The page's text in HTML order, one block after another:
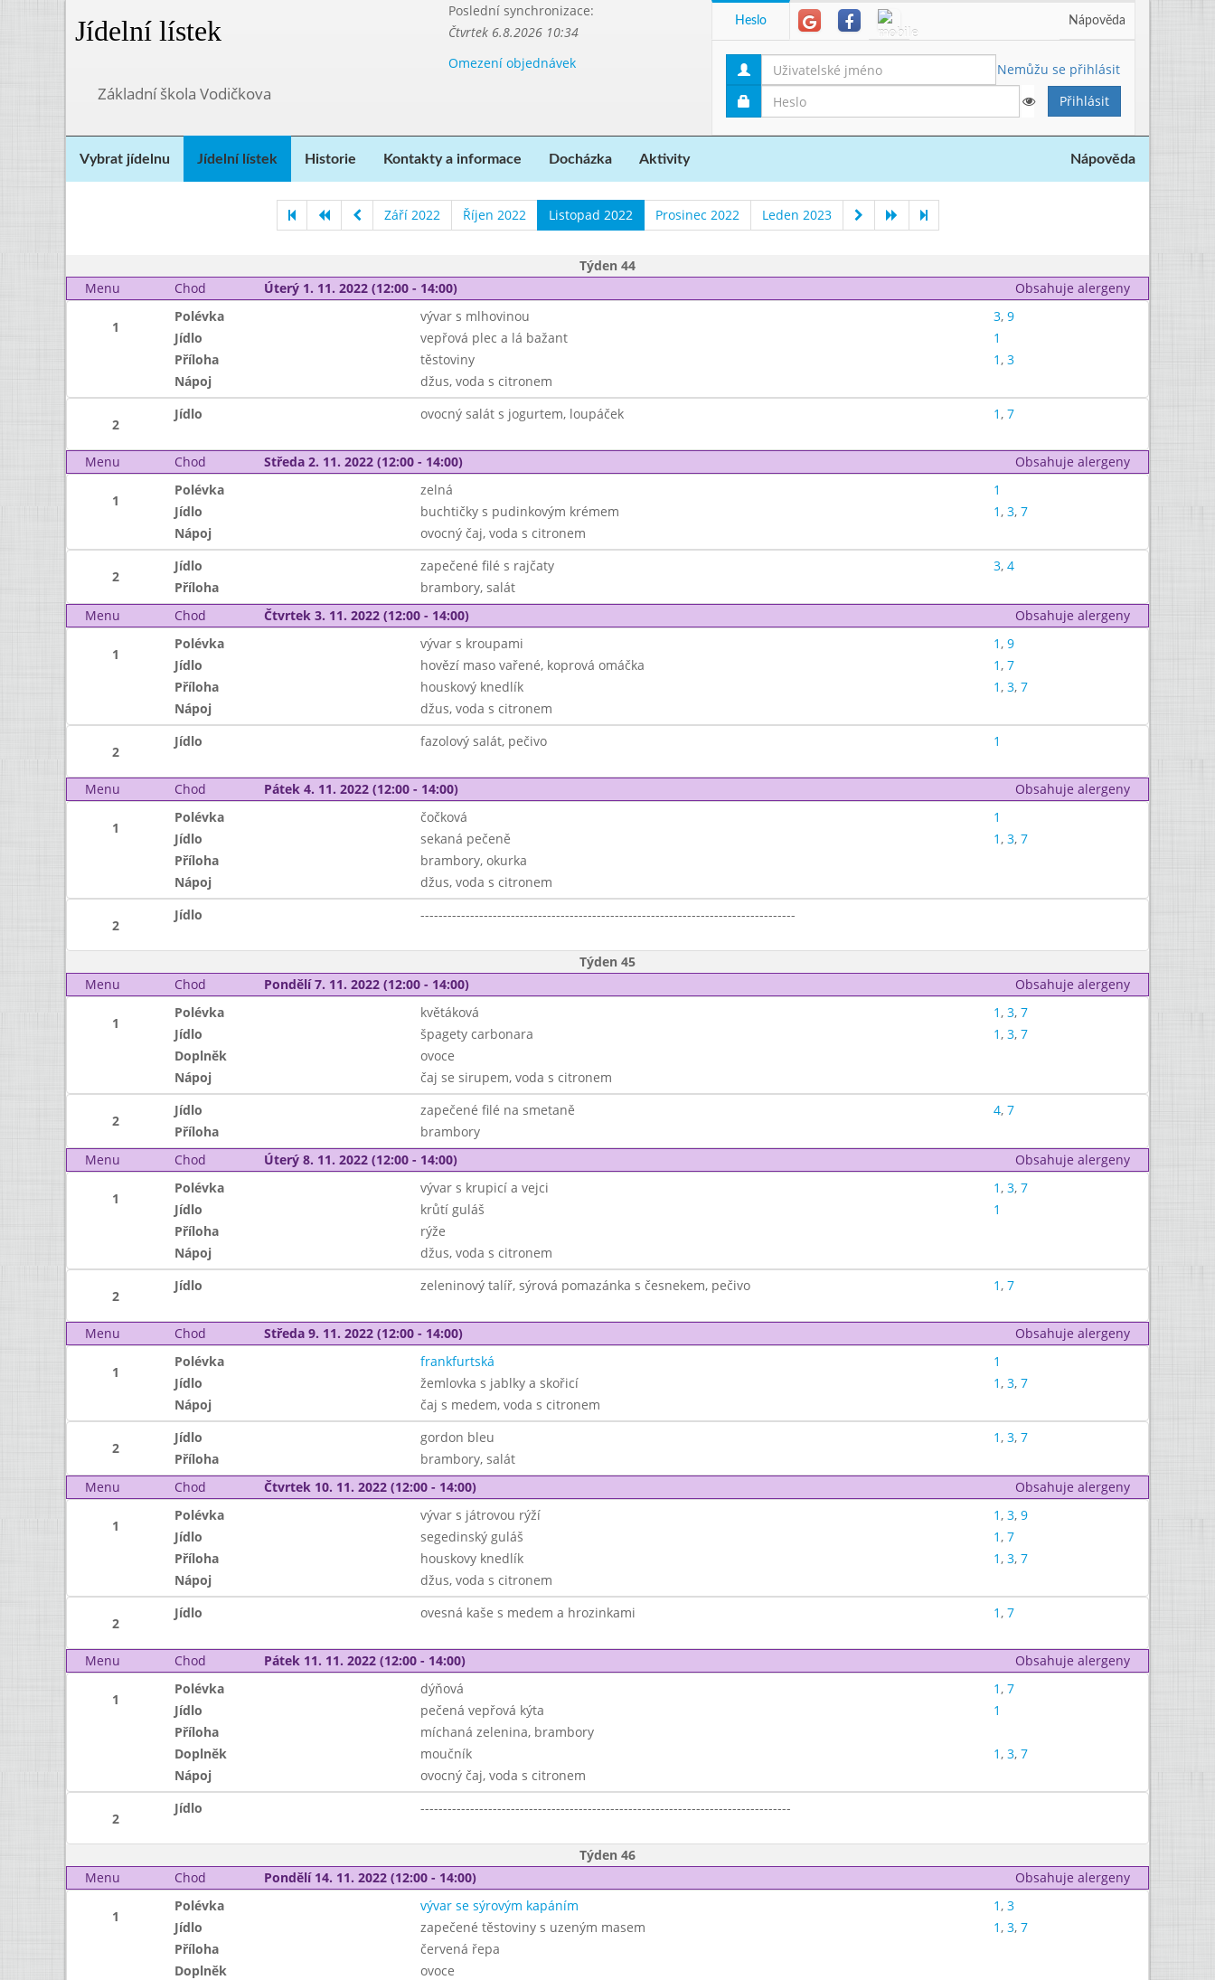
Jídelní lístek
Poslední synchronizace:
Čtvrtek 6.8.2026 10:34
Omezení objednávek
Základní škola Vodičkova
Heslo Nápověda
Nemůžu se přihlásit
Vybrat jídelnu Jídelní lístek Historie Kontakty a informace Docházka Aktivity Nápověda
Září 2022 Říjen 2022 Listopad 2022 Prosinec 2022 Leden 2023
Týden 44
Menu
Chod Úterý 1. 11. 2022 (12:00 - 14:00) Obsahuje alergeny
1
Polévka vývar s mlhovinou 3, 9
Jídlo
vepřová plec a lá bažant
1
Příloha
těstoviny 1, 3
Nápoj
džus, voda s citronem
2
Jídlo ovocný salát s jogurtem, loupáček 1, 7
Menu Chod Středa 2. 11. 2022 (12:00 - 14:00) Obsahuje alergeny
1
Polévka zelná
1
Jídlo
buchtičky s pudinkovým krémem 1, 3, 7
Nápoj
ovocný čaj, voda s citronem
2
Jídlo zapečené filé s rajčaty 3, 4
Příloha
brambory, salát
Menu
Chod Čtvrtek 3. 11. 2022 (12:00 - 14:00) Obsahuje alergeny
1
Polévka vývar s kroupami 1, 9
Jídlo
hovězí maso vařené, koprová omáčka 1, 7
Příloha
houskový knedlík 1, 3, 7
Nápoj
džus, voda s citronem
2
Jídlo fazolový salát, pečivo 1
Menu Chod Pátek 4. 11. 2022 (12:00 - 14:00) Obsahuje alergeny
1
Polévka čočková
1
Jídlo
sekaná pečeně 1, 3, 7
Příloha
brambory, okurka
Nápoj
džus, voda s citronem
2
Jídlo -----------------------------------------------------------------------------------
Týden 45
Menu
Chod Pondělí 7. 11. 2022 (12:00 - 14:00) Obsahuje alergeny
1
Polévka květáková 1, 3, 7
Jídlo
špagety carbonara 1, 3, 7
Doplněk
ovoce
Nápoj
čaj se sirupem, voda s citronem
2
Jídlo zapečené filé na smetaně 4, 7
Příloha
brambory
Menu
Chod Úterý 8. 11. 2022 (12:00 - 14:00) Obsahuje alergeny
1
Polévka vývar s krupicí a vejci 1, 3, 7
Jídlo
krůtí guláš
1
Příloha
rýže
Nápoj
džus, voda s citronem
2
Jídlo zeleninový talíř, sýrová pomazánka s česnekem, pečivo 1, 7
Menu Chod Středa 9. 11. 2022 (12:00 - 14:00) Obsahuje alergeny
1
Polévka frankfurtská
1
Jídlo
žemlovka s jablky a skořicí 1, 3, 7
Nápoj
čaj s medem, voda s citronem
2
Jídlo gordon bleu 1, 3, 7
Příloha
brambory, salát
Menu
Chod Čtvrtek 10. 11. 2022 (12:00 - 14:00) Obsahuje alergeny
1
Polévka vývar s játrovou rýží 1, 3, 9
Jídlo
segedinský guláš 1, 7
Příloha
houskovy knedlík 1, 3, 7
Nápoj
džus, voda s citronem
2
Jídlo ovesná kaše s medem a hrozinkami 1, 7
Menu Chod Pátek 11. 11. 2022 (12:00 - 14:00) Obsahuje alergeny
1
Polévka dýňová 1, 7
Jídlo
pečená vepřová kýta
1
Příloha
míchaná zelenina, brambory
Doplněk
moučník 1, 3, 7
Nápoj
ovocný čaj, voda s citronem
2
Jídlo ----------------------------------------------------------------------------------
Týden 46
Menu
Chod Pondělí 14. 11. 2022 (12:00 - 14:00) Obsahuje alergeny
1
Polévka vývar se sýrovým kapáním 1, 3
Jídlo
zapečené těstoviny s uzeným masem 1, 3, 7
Příloha
červená řepa
Doplněk
ovoce